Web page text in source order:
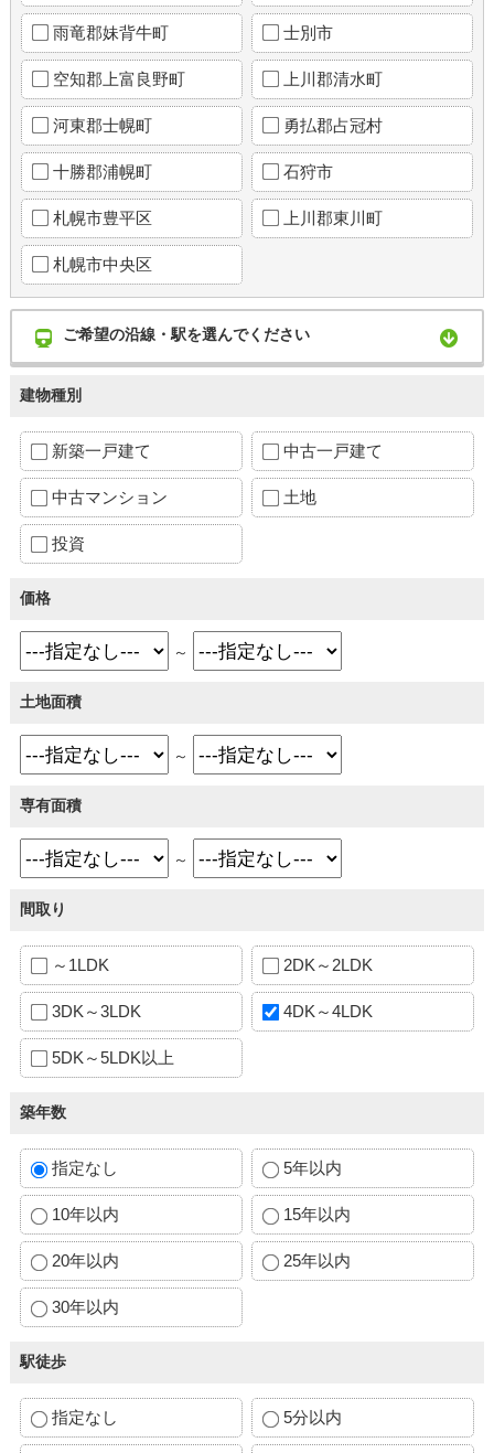
雨竜郡妹背牛町 士別市
空知郡上富良野町 上川郡清水町
河東郡士幌町 勇払郡占冠村
十勝郡浦幌町 石狩市
札幌市豊平区 上川郡東川町
札幌市中央区
ご希望の沿線・駅を選んでください
建物種別
新築一戸建て 中古一戸建て
中古マンション 土地
投資
価格
～
土地面積
～
専有面積
～
間取り
～1LDK 2DK～2LDK
3DK～3LDK 4DK～4LDK
5DK～5LDK以上
築年数
指定なし 5年以内
10年以内 15年以内
20年以内 25年以内
30年以内
駅徒歩
指定なし 5分以内